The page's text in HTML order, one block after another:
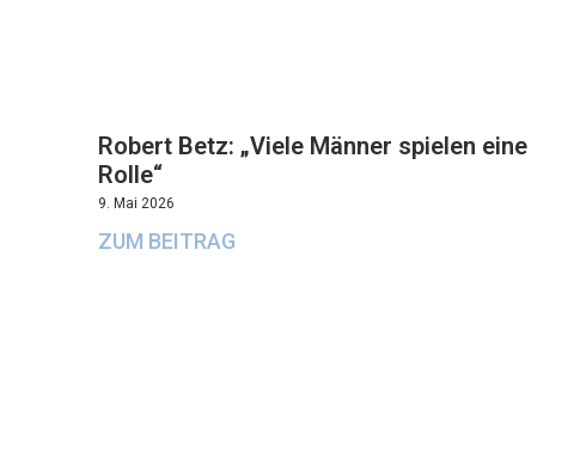
Robert Betz: „Viele Männer spielen eine
Rolle“
9. Mai 2026
ZUM BEITRAG